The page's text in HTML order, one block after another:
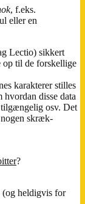
, f.eks.
eller en
Lectio) sikkert
op til de forskellige
karakterer stilles
hvordan disse data
tilgængelig osv. Det
skræk-
?
(og heldigvis for